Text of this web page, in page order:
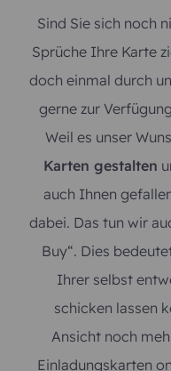
Sind Sie sich noch
Sprüche Ihre Karte
doch einmal durch
gerne zur
Weil es unser
Karten gestalten
auch Ihnen
dabei. Das tun wir
Buy“. Dies
Ihrer selbst
schicken lassen
Ansicht noch
Einladungskarten